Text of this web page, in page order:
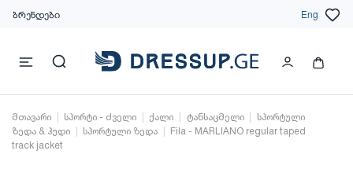
ბრენდები Eng
მთავარი სპორტი - ძველი ქალი ტანსაცმელი
სპორტული
ზედა & ჰუდი
სპორტული ზედა
Fila - MARLIANO regular taped
track jacket